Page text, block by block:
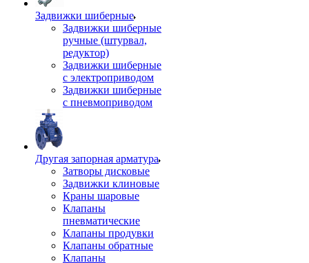
Задвижки шиберные
Задвижки шиберные
ручные (штурвал,
редуктор)
Задвижки шиберные
с электроприводом
Задвижки шиберные
с пневмоприводом
Другая запорная арматура
Затворы дисковые
Задвижки клиновые
Краны шаровые
Клапаны
пневматические
Клапаны продувки
Клапаны обратные
Клапаны